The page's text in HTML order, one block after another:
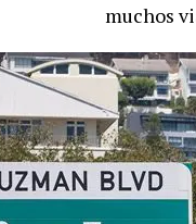
muchos